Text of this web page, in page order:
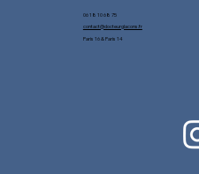
06 18 10 68 75
contact@docteurglacons.fr
Paris 16 & Paris 14